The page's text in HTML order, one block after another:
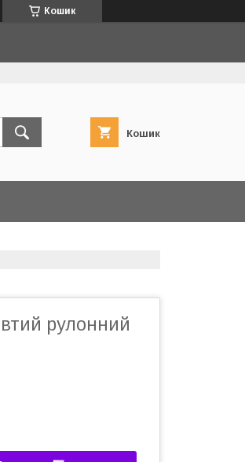
Кошик
Кошик
рулонний